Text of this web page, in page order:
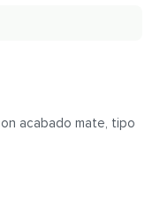
acabado mate, tipo